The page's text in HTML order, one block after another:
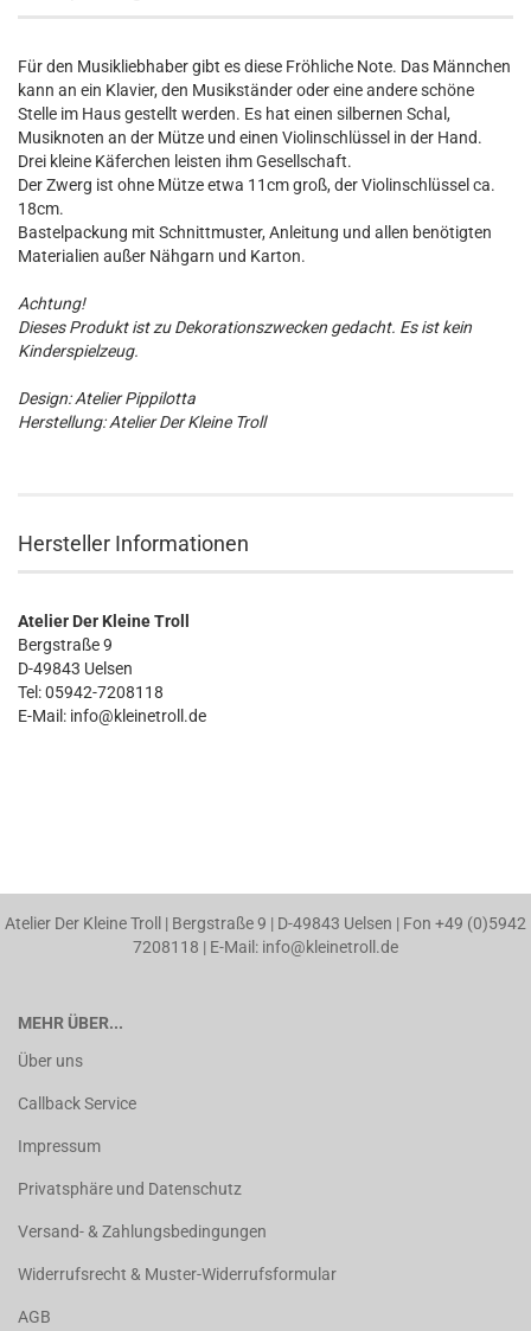
Für den Musikliebhaber gibt es diese Fröhliche Note. Das Männchen
kann an ein Klavier, den Musikständer oder eine andere schöne
Stelle im Haus gestellt werden. Es hat einen silbernen Schal,
Musiknoten an der Mütze und einen Violinschlüssel in der Hand.
Drei kleine Käferchen leisten ihm Gesellschaft.
Der Zwerg ist ohne Mütze etwa 11cm groß, der Violinschlüssel ca.
18cm.
Bastelpackung mit Schnittmuster, Anleitung und allen benötigten
Materialien außer Nähgarn und Karton.
Achtung!
Dieses Produkt ist zu Dekorationszwecken gedacht. Es ist kein
Kinderspielzeug.
Design: Atelier Pippilotta
Herstellung: Atelier Der Kleine Troll
Hersteller Informationen
Atelier Der Kleine Troll
Bergstraße 9
D-49843 Uelsen
Tel: 05942-7208118
E-Mail: info@kleinetroll.de
Atelier Der Kleine Troll | Bergstraße 9 | D-49843 Uelsen | Fon +49 (0)5942
7208118 | E-Mail: info@kleinetroll.de
MEHR ÜBER...
Über uns
Callback Service
Impressum
Privatsphäre und Datenschutz
Versand- & Zahlungsbedingungen
Widerrufsrecht & Muster-Widerrufsformular
AGB